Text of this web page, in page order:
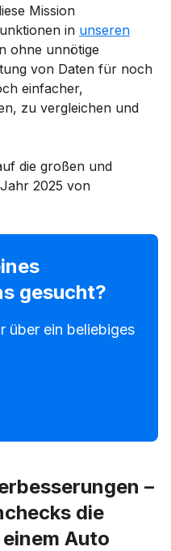
Mission
in unseren
ohne unnötige
von Daten für noch
einfacher,
zu vergleichen und
die großen und
2025 von
gesucht?
über ein beliebiges
–
die
Auto